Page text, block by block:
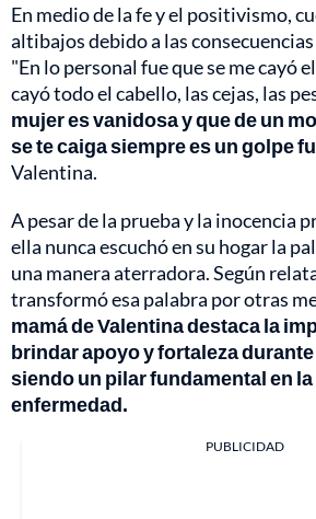
En medio de la fe y el positivismo,
altibajos debido a las
"En lo personal fue que se me cayó
cayó todo el cabello, las cejas, las
mujer es vanidosa y que de un
se te caiga siempre es un golpe
Valentina.
A pesar de la prueba y la inocencia
ella nunca escuchó en su hogar la
una manera aterradora. Según
transformó esa palabra por otras
mamá de Valentina destaca la
brindar apoyo y fortaleza
siendo un pilar fundamental en
enfermedad.
PUBLICIDAD